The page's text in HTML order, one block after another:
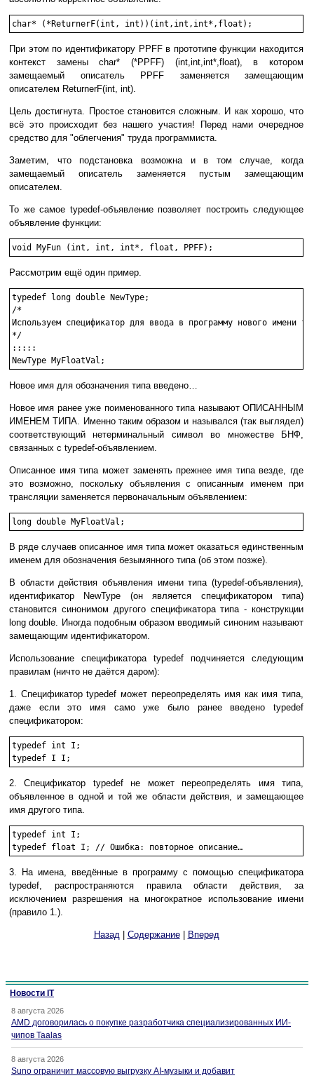
char* (*ReturnerF(int, int))(int,int,int*,float);
При этом по идентификатору PPFF в прототипе функции находится
контекст замены char* (*PPFF) (int,int,int*,float), в котором
замещаемый описатель PPFF заменяется замещающим
описателем ReturnerF(int, int).
Цель достигнута. Простое становится сложным. И как хорошо, что
всё это происходит без нашего участия! Перед нами очередное
средство для "облегчения" труда программиста.
Заметим, что подстановка возможна и в том случае, когда
замещаемый описатель заменяется пустым замещающим
описателем.
То же самое typedef-объявление позволяет построить следующее
объявление функции:
void MyFun (int, int, int*, float, PPFF);
Рассмотрим ещё один пример.
typedef long double NewType;
/*
Используем спецификатор для ввода в программу нового имени
*/
:::::
NewType MyFloatVal;
Новое имя для обозначения типа введено…
Новое имя ранее уже поименованного типа называют ОПИСАННЫМ
ИМЕНЕМ ТИПА. Именно таким образом и назывался (так выглядел)
соответствующий нетерминальный символ во множестве БНФ,
связанных с typedef-объявлением.
Описанное имя типа может заменять прежнее имя типа везде, где
это возможно, поскольку объявления с описанным именем при
трансляции заменяется первоначальным объявлением:
long double MyFloatVal;
В ряде случаев описанное имя типа может оказаться единственным
именем для обозначения безымянного типа (об этом позже).
В области действия объявления имени типа (typedef-объявления),
идентификатор NewType (он является спецификатором типа)
становится синонимом другого спецификатора типа - конструкции
long double. Иногда подобным образом вводимый синоним называют
замещающим идентификатором.
Использование спецификатора typedef подчиняется следующим
правилам (ничто не даётся даром):
1. Спецификатор typedef может переопределять имя как имя типа,
даже если это имя само уже было ранее введено typedef
спецификатором:
typedef int I;
typedef I I;
2. Спецификатор typedef не может переопределять имя типа,
объявленное в одной и той же области действия, и замещающее
имя другого типа.
typedef int I;
typedef float I; // Ошибка: повторное описание…
3. На имена, введённые в программу с помощью спецификатора
typedef, распространяются правила области действия, за
исключением разрешения на многократное использование имени
(правило 1.).
Назад| Содержание| Вперед
Новости IT
8 августа 2026
AMD договорилась о покупке разработчика специализированных ИИ-
чипов Taalas
8 августа 2026
Suno ограничит массовую выгрузку AI-музыки и добавит